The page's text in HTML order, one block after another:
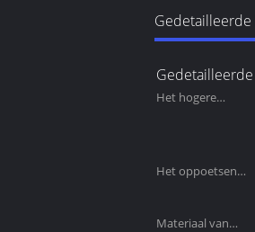
Het hogere
Het oppoetsen
Materiaal van